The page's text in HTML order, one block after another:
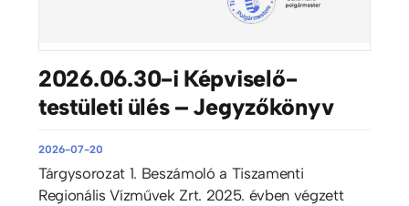
2026.06.30-i Képviselő-
testületi ülés – Jegyzőkönyv
2026-07-20
Tárgysorozat 1. Beszámoló a Tiszamenti
Regionális Vízművek Zrt. 2025. évben végzett